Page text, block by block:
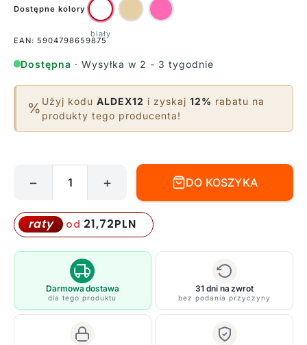
Dostępne kolory
EAN: 5904798659875
Dostępna · Wysyłka w 2 - 3 tygodnie
% Użyj kodu ALDEX12 i zyskaj 12% rabatu na
produkty tego producenta!
lampa
podłogowa
Una
kremowym
kolorze
z
− + DO KOSZYKA
raty od 21,72PLN
Darmowa dostawa
dla tego produktu
31 dni na zwrot
bez podania przyczyny